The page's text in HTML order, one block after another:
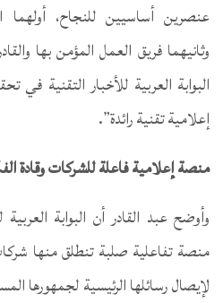
عنصرين أساسيين للنجاح، أولهما
وثانيهما فريق العمل المؤمن بها
البوابة العربية للأخبار التقنية في
إعلامية تقنية رائدة”.
منصةإعلامية فاعلة للشركات وقادة
وأوضح عبد القادر أن البوابة
منصة تفاعلية صلبة تنطلق منها
لإيصال رسائلها الرئيسية لجمهورها